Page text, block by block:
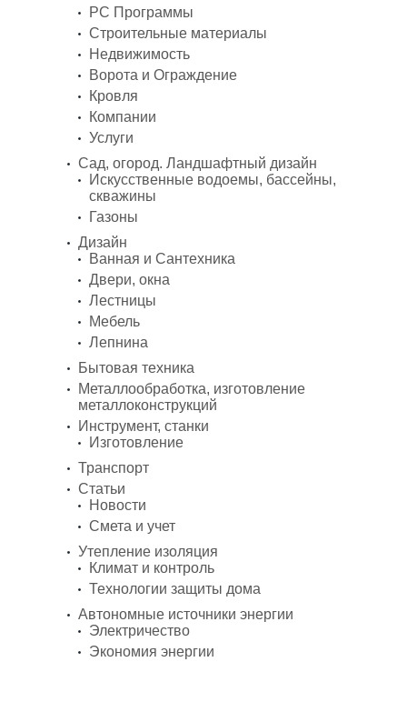
PC Программы
Строительные материалы
Недвижимость
Ворота и Ограждение
Кровля
Компании
Услуги
Сад, огород. Ландшафтный дизайн
Искусственные водоемы, бассейны,
скважины
Газоны
Дизайн
Ванная и Сантехника
Двери, окна
Лестницы
Мебель
Лепнина
Бытовая техника
Металлообработка, изготовление
металлоконструкций
Инструмент, станки
Изготовление
Транспорт
Статьи
Новости
Смета и учет
Утепление изоляция
Климат и контроль
Технологии защиты дома
Автономные источники энергии
Электричество
Экономия энергии